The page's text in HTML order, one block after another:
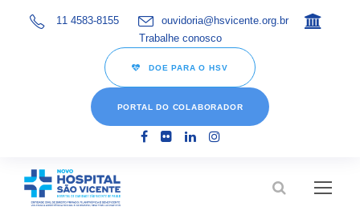
11 4583-8155
ouvidoria@hsvicente.org.br
Trabalhe conosco
DOE PARA O HSV
PORTAL DO COLABORADOR